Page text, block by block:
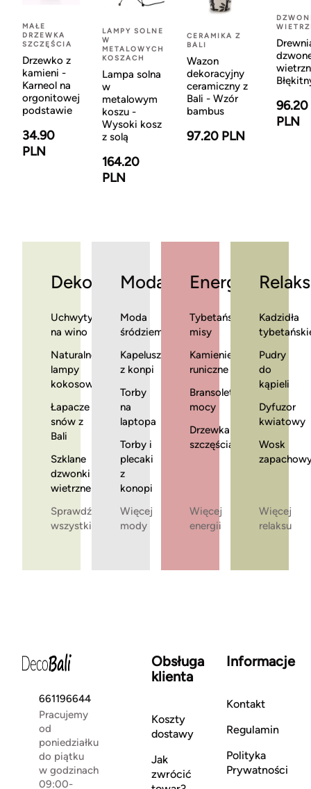
MAŁE
DRZEWKA
SZCZĘŚCIA
Drzewko z
kamieni -
Karneol na
orgonitowej
podstawie
34.90
PLN
LAMPY SOLNE
W
METALOWYCH
KOSZACH
Lampa solna
w
metalowym
koszu -
Wysoki kosz
z solą
164.20
PLN
CERAMIKA Z
BALI
Wazon
dekoracyjny
ceramiczny z
Bali - Wzór
bambus
97.20 PLN
96.20
PLN
Dekoracje
Uchwyty
na wino
Naturalne
lampy
kokosowe
Łapacze
snów z
Bali
Szklane
dzwonki
wietrzne
Sprawdź
wszystkie
Moda
Moda
śródziemnomorska
Kapelusze
z konpi
Torby
na
laptopa
Torby i
plecaki
z
konopi
Więcej
mody
Energia
Tybetańskie
misy
Kamienie
runiczne
Bransoletki
mocy
Drzewka
szczęścia
Więcej
energii
Relaks
Kadzidła
Pudry
do
kąpieli
Dyfuzor
kwiatowy
Wosk
Więcej
relaksu
661196644
Pracujemy
od
poniedziałku
do piątku
w godzinach
09:00-
Obsługa
klienta
Koszty
dostawy
Jak
zwrócić
Informacje
Kontakt
Regulamin
Polityka
Prywatności